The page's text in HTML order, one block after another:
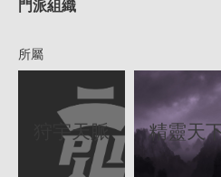
門派組織
所屬
狩宇天脈 精靈天